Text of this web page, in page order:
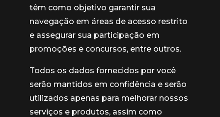
têm como objetivo garantir sua
navegação em áreas de acesso restrito
e assegurar sua participação em
promoções e concursos, entre outros.
Todos os dados fornecidos por você
serão mantidos em confidência e serão
utilizados apenas para melhorar nossos
serviços e produtos, assim como